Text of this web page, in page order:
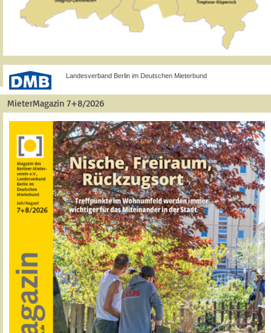
Landesverband Berlin im Deutschen Mieterbund
MieterMagazin 7+8/2026